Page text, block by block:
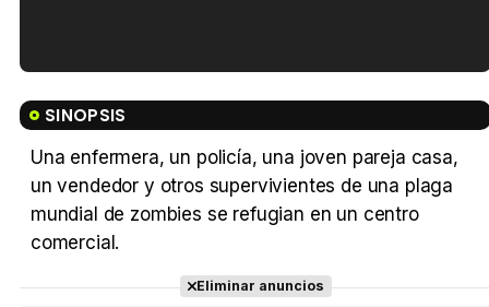
SINOPSIS
Una enfermera, un policía, una joven pareja casa,
un vendedor y otros supervivientes de una plaga
mundial de zombies se refugian en un centro
comercial.
Eliminar anuncios